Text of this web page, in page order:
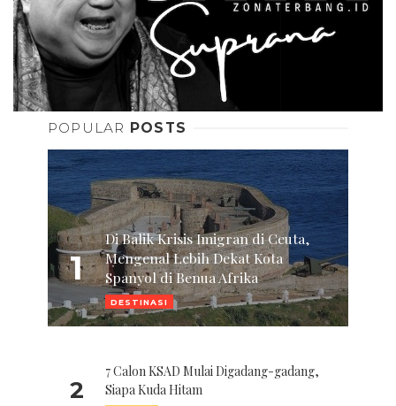
POPULAR POSTS
1
Di Balik Krisis Imigran di Ceuta,
Mengenal Lebih Dekat Kota
Spanyol di Benua Afrika
DESTINASI
2
7 Calon KSAD Mulai Digadang-gadang,
Siapa Kuda Hitam